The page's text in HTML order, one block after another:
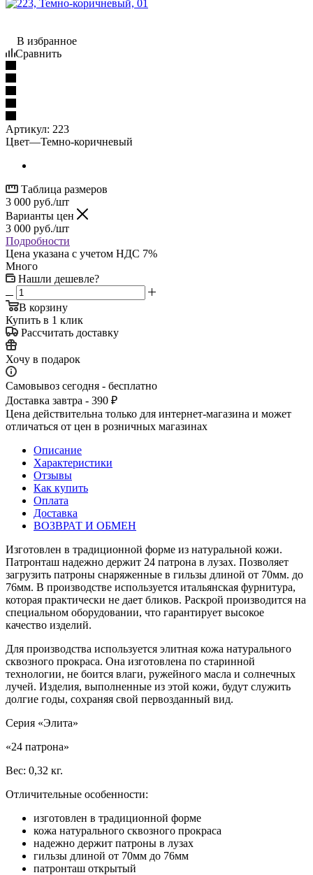
В избранное
Сравнить
Артикул: 223
Цвет—Темно-коричневый
Таблица размеров
3 000 руб./шт
Варианты цен
3 000 руб./шт
Подробности
Цена указана с учетом НДС 7%
Много
Нашли дешевле?
В корзину
Купить в 1 клик
Рассчитать доставку
Хочу в подарок
Самовывоз сегодня - бесплатно
Доставка завтра - 390 ₽
Цена действительна только для интернет-магазина и может
отличаться от цен в розничных магазинах
Описание
Характеристики
Отзывы
Как купить
Оплата
Доставка
ВОЗВРАТ И ОБМЕН
Изготовлен в традиционной форме из натуральной кожи.
Патронташ надежно держит 24 патрона в лузах. Позволяет
загрузить патроны снаряженные в гильзы длиной от 70мм. до
76мм. В производстве используется итальянская фурнитура,
которая практически не дает бликов. Раскрой производится на
специальном оборудовании, что гарантирует высокое
качество изделий.
Для производства используется элитная кожа натурального
сквозного прокраса. Она изготовлена по старинной
технологии, не боится влаги, ружейного масла и солнечных
лучей. Изделия, выполненные из этой кожи, будут служить
долгие годы, сохраняя свой первозданный вид.
Серия «Элита»
«24 патрона»
Вес: 0,32 кг.
Отличительные особенности:
изготовлен в традиционной форме
кожа натурального сквозного прокраса
надежно держит патроны в лузах
гильзы длиной от 70мм до 76мм
патронташ открытый